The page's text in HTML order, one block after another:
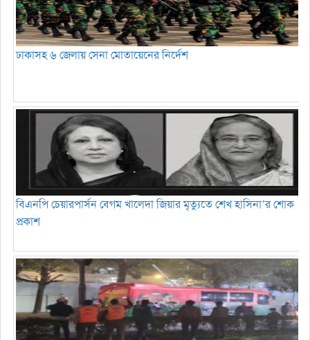
ঢাকাসহ ৬ জেলায় সেনা মোতায়েনের নির্দেশ
বিএনপি চেয়ারপার্সন বেগম খালেদা জিয়ার মৃত্যুতে শেখ হাসিনা’র শোক
প্রকাশ